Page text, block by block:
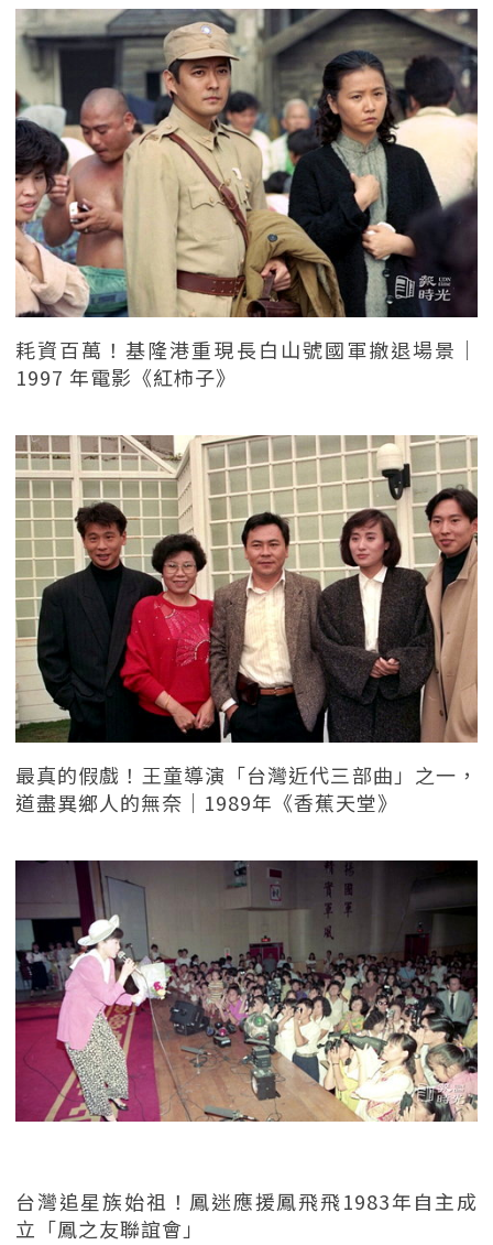
耗資百萬！基隆港重現長白山號國軍撤退場景｜
1997 年電影《紅柿子》
最真的假戲！王童導演「台灣近代三部曲」之一，
道盡異鄉人的無奈｜1989年《香蕉天堂》
台灣追星族始祖！鳳迷應援鳳飛飛1983年自主成
立「鳳之友聯誼會」